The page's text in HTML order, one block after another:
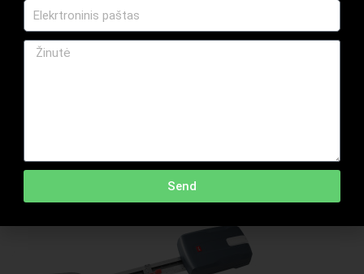
vėl atsidaro.Įdiegta sistema apsaugo nuo žalos padarymo
žmonėms arba daiktams.
Send